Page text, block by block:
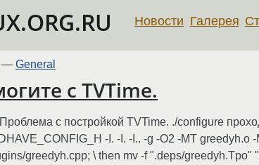
Новости Галерея
— General
с TVTime.
с постройкой TVTime. ./configure
-I. -I. -I.. -g -O2 -MT
greedyh.cpp; \ then mv -f ".deps/